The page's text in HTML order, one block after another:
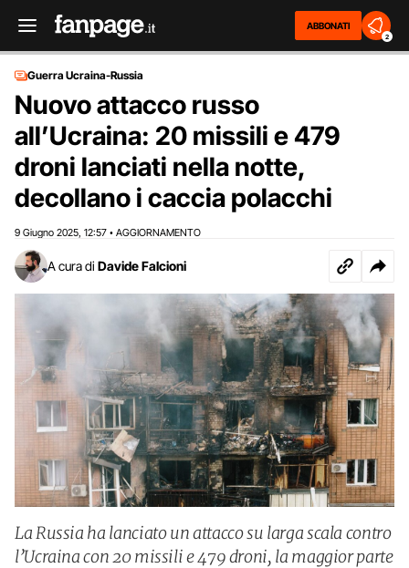
ABBONATI
2
Guerra Ucraina-Russia
Nuovo attacco russo
all’Ucraina: 20 missili e 479
droni lanciati nella notte,
decollano i caccia polacchi
9 Giugno 2025 12:57 • AGGIORNAMENTO
A cura di Davide Falcioni
La Russia ha lanciato un attacco su larga scala contro
l’Ucraina con 20 missili e 479 droni, la maggior parte